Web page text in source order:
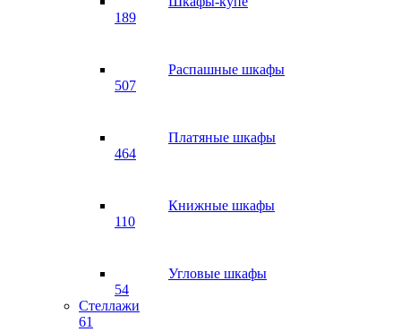
189
Распашные шкафы
507
Платяные шкафы
464
Книжные шкафы
110
Угловые шкафы
54
Стеллажи
61